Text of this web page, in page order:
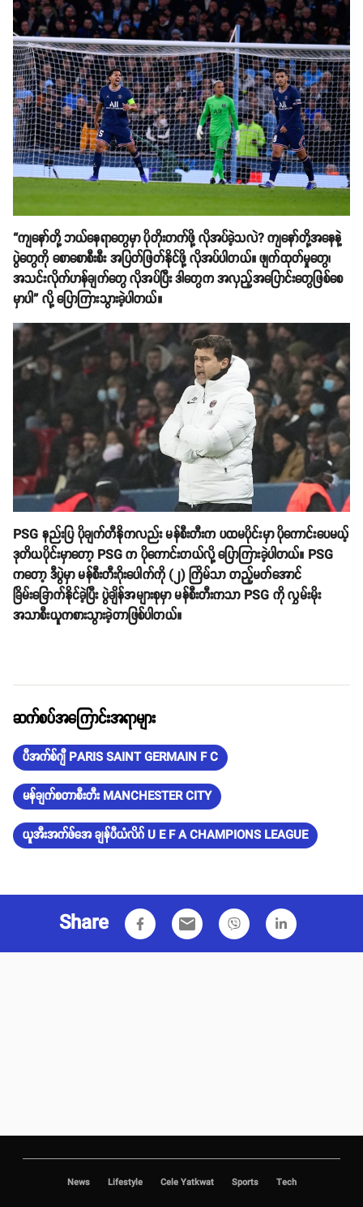
“ကျနော်တို့ ဘယ်နေရာတွေမှာ ပိုတိုးတက်ဖို့ လိုအပ်ခဲ့သလဲ? ကျနော်တို့အနေနဲ့
ပွဲတွေကို စောစောစီးစီး အပြတ်ဖြတ်နိုင်ဖို့ လိုအပ်ပါတယ်။ ဖျက်ထုတ်မှုတွေ၊
အသင်းလိုက်ဟန်ချက်တွေ လိုအပ်ပြီး ဒါတွေက အလှည့်အပြောင်းတွေဖြစ်စေ
မှာပါ” လို့ ပြောကြားသွားခဲ့ပါတယ်။
PSG နည်းပြ ပိုချက်တီနိုကလည်း မန်စီးတီးက ပထမပိုင်းမှာ ပိုကောင်းပေမယ့်
ဒုတိယပိုင်းမှာတော့ PSG က ပိုကောင်းတယ်လို့ ပြောကြားခဲ့ပါတယ်။ PSG
ကတော့ ဒီပွဲမှာ မန်စီးတီးဂိုးပေါက်ကို (၂) ကြိမ်သာ တည့်မတ်အောင်
ခြိမ်းခြောက်နိုင်ခဲ့ပြီး ပွဲချိန်အများစုမှာ မန်စီးတီးကသာ PSG ကို လွှမ်းမိုး
အသာစီးယူကစားသွားခဲ့တာဖြစ်ပါတယ်။
ဆက်စပ်အကြောင်းအရာများ
ပီအက်စ်ဂျီ PARIS SAINT GERMAIN F C
မန်ချက်စတာစီးတီး MANCHESTER CITY
ယူအီးအက်ဖ်အေ ချန်ပီယံလိဂ် U E F A CHAMPIONS LEAGUE
Share email
News Lifestyle Cele Yatkwat Sports Tech